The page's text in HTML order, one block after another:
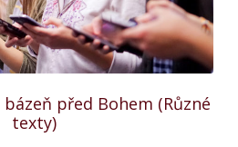
před Bohem (Různé
texty)